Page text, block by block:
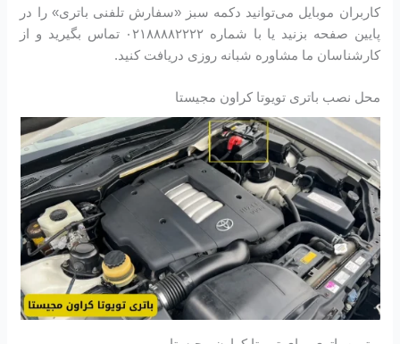
کاربران موبایل می‌توانید دکمه سبز «سفارش تلفنی باتری» را در
پایین صفحه بزنید یا با شماره ۰۲۱۸۸۸۸۲۲۲۲ تماس بگیرید و از
کارشناسان ما مشاوره شبانه روزی دریافت کنید.
محل نصب باتری تویوتا کراون مجیستا